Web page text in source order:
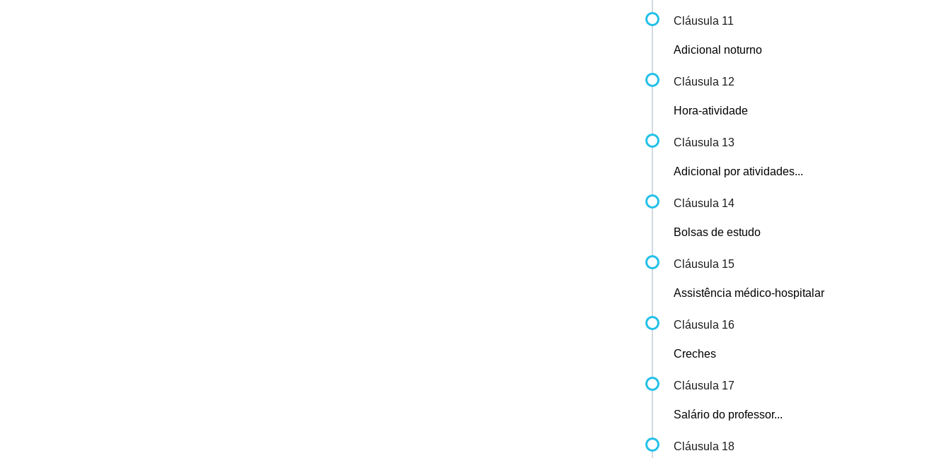
Cláusula 11
Adicional noturno
Cláusula 12
Hora-atividade
Cláusula 13
Adicional por atividades...
Cláusula 14
Bolsas de estudo
Cláusula 15
Assistência médico-hospitalar
Cláusula 16
Creches
Cláusula 17
Salário do professor...
Cláusula 18